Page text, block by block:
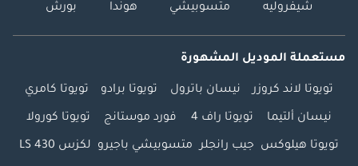
شيفروليه متسوبيشي هوندا بورش
مستعملة الموديل المشهورة
تويوتا لاند كروزر نيسان باترول تويوتا برادو تويوتا كامري
نيسان ألتيما تويوتا راف 4 فورد موستانج تويوتا كورولا
تويوتا هيلوكس جيب رانجلر متسوبيشي باجيرو لكزس LS 430